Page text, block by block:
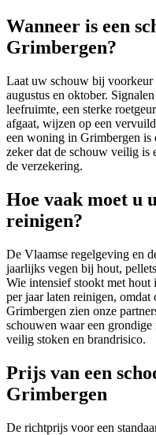
Wanneer is een
Grimbergen?
Laat uw schouw bij voorkeur
augustus en oktober.
leefruimte, een sterke
afgaat, wijzen op een
een woning in Grimbergen is
zeker dat de schouw veilig is
de verzekering.
Hoe vaak moet u
reinigen?
De Vlaamse regelgeving en
jaarlijks vegen bij hout,
Wie intensief stookt met hout
per jaar laten reinigen,
Grimbergen zien onze
schouwen waar een
veilig stoken en brandrisico.
Prijs van een
Grimbergen
De richtprijs voor een